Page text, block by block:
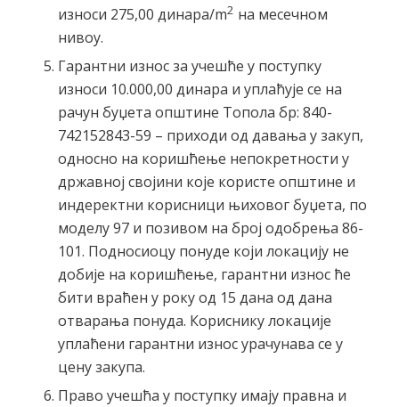
износи 275,00 динара/m2 на месечном
нивоу.
Гарантни износ за учешће у поступку
износи 10.000,00 динара и уплаћује се на
рачун буџета општине Топола бр: 840-
742152843-59 – приходи од давања у закуп,
односно на коришћење непокретности у
државној својини које користе општине и
индеректни корисници њиховог буџета, по
моделу 97 и позивом на број одобрења 86-
101. Подносиоцу понуде који локацију не
добије на коришћење, гарантни износ ће
бити враћен у року од 15 дана од дана
отварања понуда. Кориснику локације
уплаћени гарантни износ урачунава се у
цену закупа.
Право учешћа у поступку имају правна и